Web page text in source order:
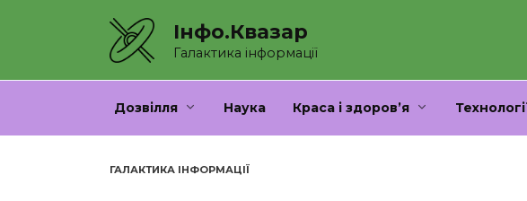
Інфо.Квазар
Галактика інформації
Дозвілля Наука Краса і здоров’я
ГАЛАКТИКА ІНФОРМАЦІЇ